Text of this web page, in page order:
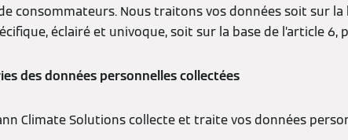
consommateurs. Nous traitons vos données soit sur
éclairé et univoque, soit sur la base de l’article 6,
des données personnelles collectées
Climate Solutions collecte et traite vos données